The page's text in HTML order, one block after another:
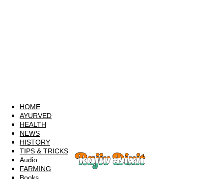
HOME
AYURVED
HEALTH
NEWS
HISTORY
TIPS & TRICKS
Audio
FARMING